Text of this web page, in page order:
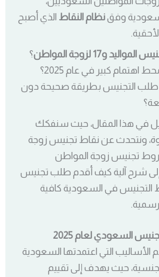
وفقنظام النقاط الذي أصبح
؟
اهتمام كبير في عام 2025؟
طلب التجنيس بطريقة صحيحة دون
في هذا المقال، حيث سنفكك
ونتحدث عن نقاط تجنيس زوجة
تجنيس زوجة المواطن
إضافةً إلى شرح آلية كيف أقدم طلب تجنيس
التجنيس في السعودية كافية
السعودي لعام 2025
الأساليب التي اعتمدتها السعودية
حيث يهدف إلى تقييم